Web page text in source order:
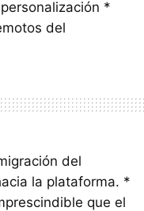
*
del
del
la plataforma. *
que el